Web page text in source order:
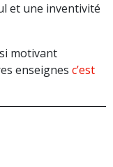
et une inventivité
motivant
enseignes c’est